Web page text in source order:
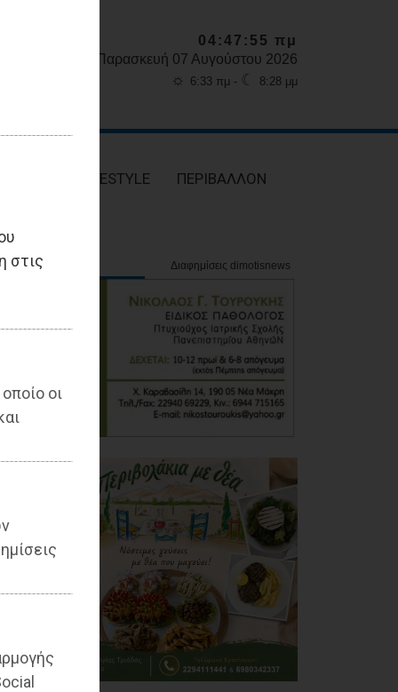
στις
οι
04:47:56 πμ
Παρασκευή 07 Αυγούστου 2026
☼ 6:33 πμ - ☾ 8:28 μμ
LIFESTYLE ΠΕΡΙΒΑΛΛΟΝ